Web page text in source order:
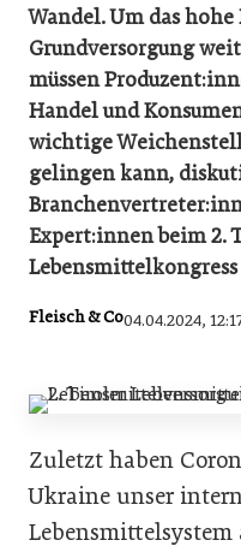
Wandel. Um das
Grundversorgung
müssen
Handel und
wichtige
gelingen kann,
Expert:innen beim 2.
Fleisch & Co04.04.2024,
Zuletzt haben
Ukraine unser